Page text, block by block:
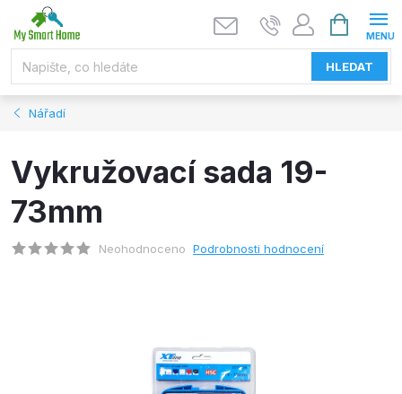
HLEDAT
NÁKUPNÍ
KOŠÍK
Nářadí
Vykružovací sada 19-
73mm
Neohodnoceno Podrobnosti hodnocení